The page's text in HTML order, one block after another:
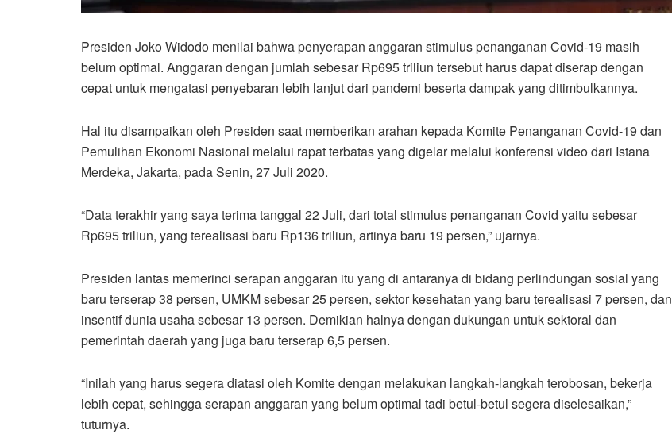
Presiden Joko Widodo menilai bahwa penyerapan anggaran stimulus penanganan Covid-19 masih
belum optimal. Anggaran dengan jumlah sebesar Rp695 triliun tersebut harus dapat diserap dengan
cepat untuk mengatasi penyebaran lebih lanjut dari pandemi beserta dampak yang ditimbulkannya.
Hal itu disampaikan oleh Presiden saat memberikan arahan kepada Komite Penanganan Covid-19 dan
Pemulihan Ekonomi Nasional melalui rapat terbatas yang digelar melalui konferensi video dari Istana
Merdeka, Jakarta, pada Senin, 27 Juli 2020.
“Data terakhir yang saya terima tanggal 22 Juli, dari total stimulus penanganan Covid yaitu sebesar
Rp695 triliun, yang terealisasi baru Rp136 triliun, artinya baru 19 persen,” ujarnya.
Presiden lantas memerinci serapan anggaran itu yang di antaranya di bidang perlindungan sosial yang
baru terserap 38 persen, UMKM sebesar 25 persen, sektor kesehatan yang baru terealisasi 7 persen, dan
insentif dunia usaha sebesar 13 persen. Demikian halnya dengan dukungan untuk sektoral dan
pemerintah daerah yang juga baru terserap 6,5 persen.
“Inilah yang harus segera diatasi oleh Komite dengan melakukan langkah-langkah terobosan, bekerja
lebih cepat, sehingga serapan anggaran yang belum optimal tadi betul-betul segera diselesaikan,”
tuturnya.